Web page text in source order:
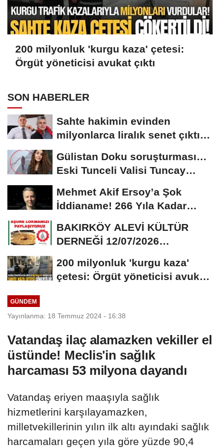
200 milyonluk 'kurgu kaza' çetesi:
Örgüt yöneticisi avukat çıktı
SON HABERLER
Sahte hakimin evinden
milyonlarca liralık senet çıktı:
Gülistan Doku soruşturması…
Eski Tunceli Valisi Tuncay
Mehmet Akif Ersoy’a Şok
İddianame! 266 Yıla Kadar
Hapis Talebi
BAKIRKÖY ALEVİ KÜLTÜR
DERNEĞİ 12/07/2026
DAVETİNE...
200 milyonluk 'kurgu kaza'
çetesi: Örgüt yöneticisi avukat
GÜNDEM
Yayınlanma: 18 Temmuz 2024 - 16:38
Vatandaş ilaç alamazken vekiller el
üstünde! Meclis'in sağlık
harcaması 53 milyona dayandı
Vatandaş eriyen maaşıyla sağlık
hizmetlerini karşılayamazken,
milletvekillerinin yılın ilk altı ayındaki sağlık
harcamaları geçen yıla göre yüzde 90,4